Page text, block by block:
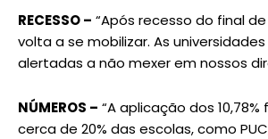
RECESSO – “Após recesso do final
volta a se mobilizar. As
alertadas a não mexer em nossos
NÚMEROS – “A aplicação dos
cerca de 20% das escolas, como